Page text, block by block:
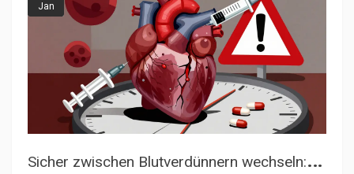
Jan
S
icher zwischen Blutverdünnern wechseln: Die aktuelle Leitlinie zur Brückentherapie